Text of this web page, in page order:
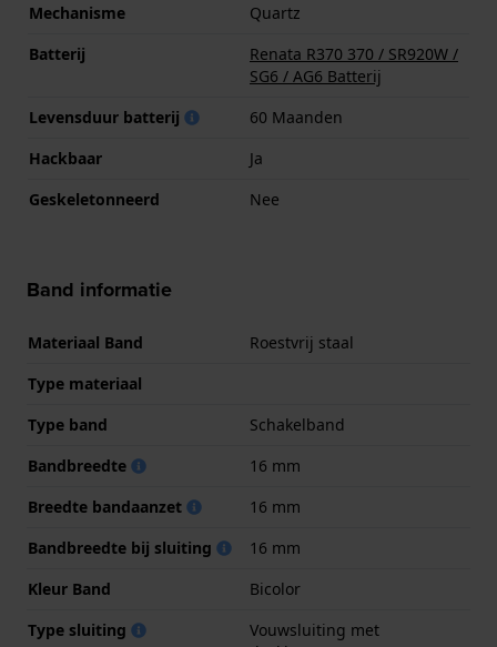
Mechanisme
Quartz
Batterij
Renata R370 370 / SR920W /
SG6 / AG6 Batterij
Levensduur batterij
60 Maanden
Hackbaar
Ja
Geskeletonneerd
Nee
Band informatie
Materiaal Band
Roestvrij staal
Type materiaal
Type band
Schakelband
Bandbreedte
16 mm
Breedte bandaanzet
16 mm
Bandbreedte bij sluiting
16 mm
Kleur Band
Bicolor
Type sluiting
Vouwsluiting met